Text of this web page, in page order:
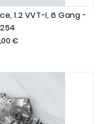
1.2 VVT-I, 6 Gang -
€